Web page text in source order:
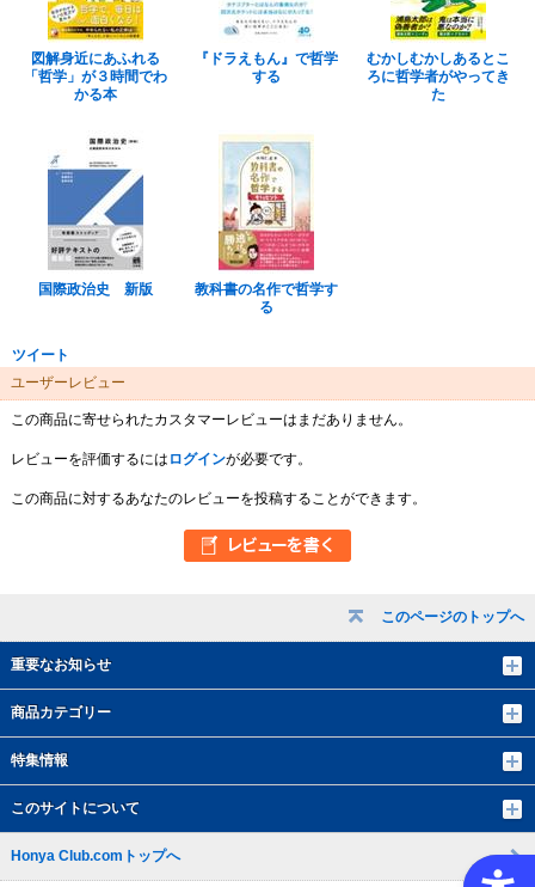
このページのトップへ
重要なお知らせ
商品カテゴリー
特集情報
このサイトについて
図解身近にあふれる
「哲学」が３時間でわ
かる本
『ドラえもん』で哲学
する
むかしむかしあるとこ
ろに哲学者がやってき
た
国際政治史 新版
教科書の名作で哲学す
る
ツイート
ユーザーレビュー
この商品に寄せられたカスタマーレビューはまだありません。
レビューを評価するには ログインが必要です。
この商品に対するあなたのレビューを投稿することができます。
Honya Club.comトップへ